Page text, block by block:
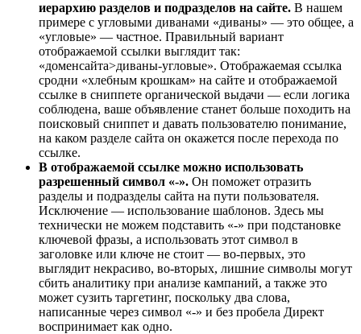
иерархию разделов и подразделов на сайте. В нашем
примере с угловыми диванами «диваны» — это общее, а
«угловые» — частное. Правильный вариант
отображаемой ссылки выглядит так:
«доменсайта>диваны-угловые». Отображаемая ссылка
сродни «хлебным крошкам» на сайте и отображаемой
ссылке в сниппете органической выдачи — если логика
соблюдена, ваше объявление станет больше походить на
поисковый сниппет и давать пользователю понимание,
на каком разделе сайта он окажется после перехода по
ссылке.
В отображаемой ссылке можно использовать
разрешенный символ «-». Он поможет отразить
разделы и подразделы сайта на пути пользователя.
Исключение — использование шаблонов. Здесь мы
технически не можем подставить «-» при подстановке
ключевой фразы, а использовать этот символ в
заголовке или ключе не стоит — во-первых, это
выглядит некрасиво, во-вторых, лишние символы могут
сбить аналитику при анализе кампаний, а также это
может сузить таргетинг, поскольку два слова,
написанные через символ «-» и без пробела Директ
воспринимает как одно.